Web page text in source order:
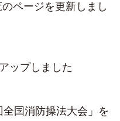
ページを更新しまし
ップしました
国消防操法大会」を